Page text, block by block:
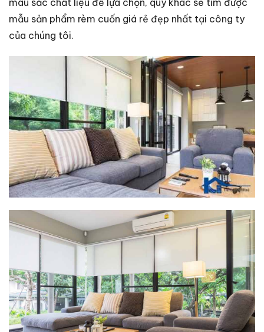
màu sắc chất liệu để lựa chọn, quý khác sẽ tìm được
mẫu sản phẩm rèm cuốn giá rẻ đẹp nhất tại công ty
của chúng tôi.